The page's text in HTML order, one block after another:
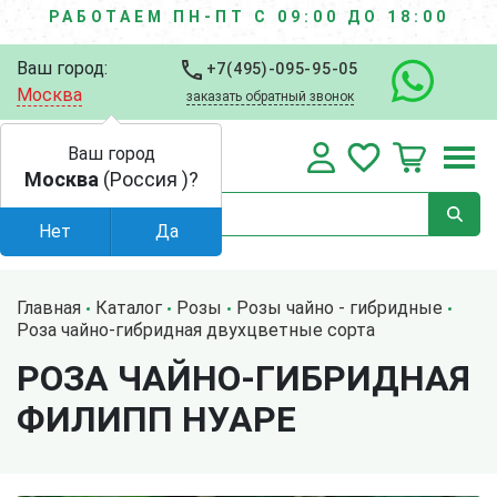
РАБОТАЕМ ПН-ПТ С 09:00 ДО 18:00
Ваш город:
Москва
+7(495)-095-95-05
заказать обратный звонок
Главная Каталог Розы
Розы чайно - гибридные
Роза чайно-гибридная двухцветные сорта
РОЗА ЧАЙНО-ГИБРИДНАЯ
ФИЛИПП НУАРЕ
Ваш город
Москва (Россия )?
Нет Да